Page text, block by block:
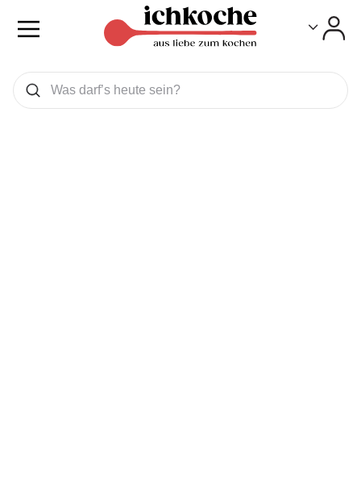
Was wollen Sie suchen
Suchen